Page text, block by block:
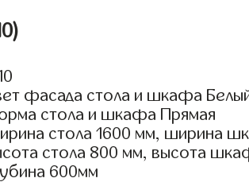
фасада стола и шкафа
стола и шкафа Прямая
стола 1600 мм, ширина
стола 800 мм, высота
600мм